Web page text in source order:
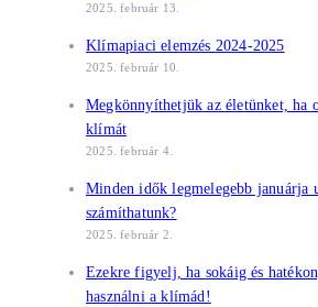
2025. február 13.
Klímapiaci elemzés 2024-2025
2025. február 10.
Megkönnyíthetjük az életünket, ha
klímát
2025. február 4.
Minden idők legmelegebb januárja
számíthatunk?
2025. február 2.
Ezekre figyelj, ha sokáig és
használni a klímád!